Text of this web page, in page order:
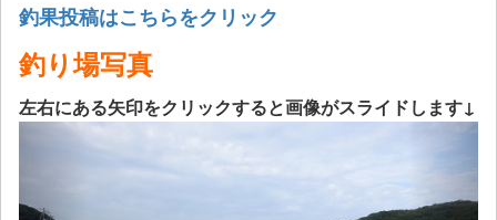
釣果投稿はこちらをクリック
釣り場写真
左右にある矢印をクリックすると画像がスライドします↓
Previous Next